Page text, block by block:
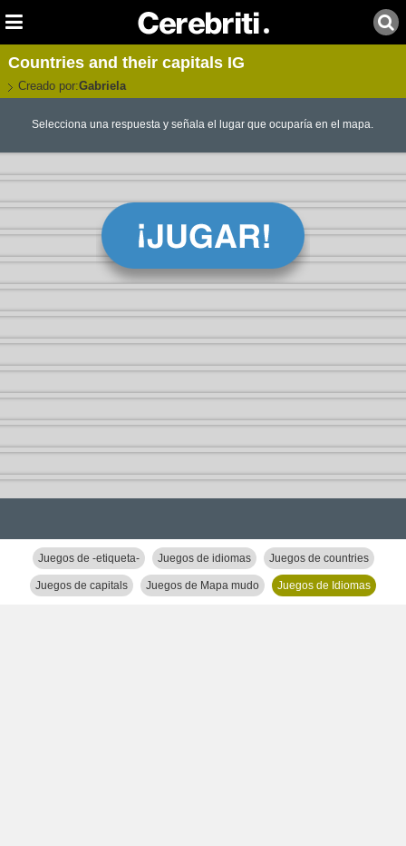
Countries and their capitals IG
Creado por:Gabriela
Selecciona una respuesta y señala el lugar que ocuparía en el mapa.
Juegos de -etiqueta- Juegos de idiomas Juegos de countries
Juegos de capitals Juegos de Mapa mudo Juegos de Idiomas